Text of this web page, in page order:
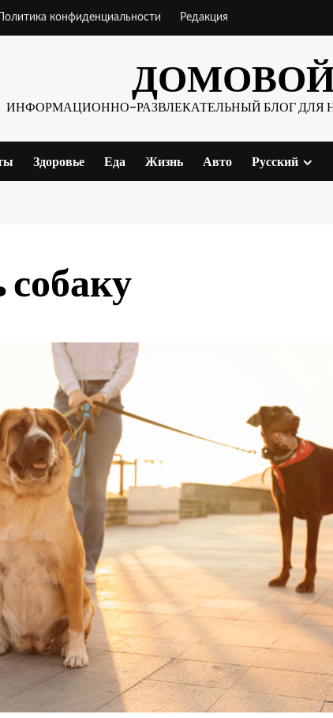
Политика конфиденциальности Редакция
ИНФОРМАЦИОННО-РАЗВЛЕКАТЕЛЬНЫЙ БЛОГ ДЛЯ
Здоровье Еда Жизнь Авто Русский